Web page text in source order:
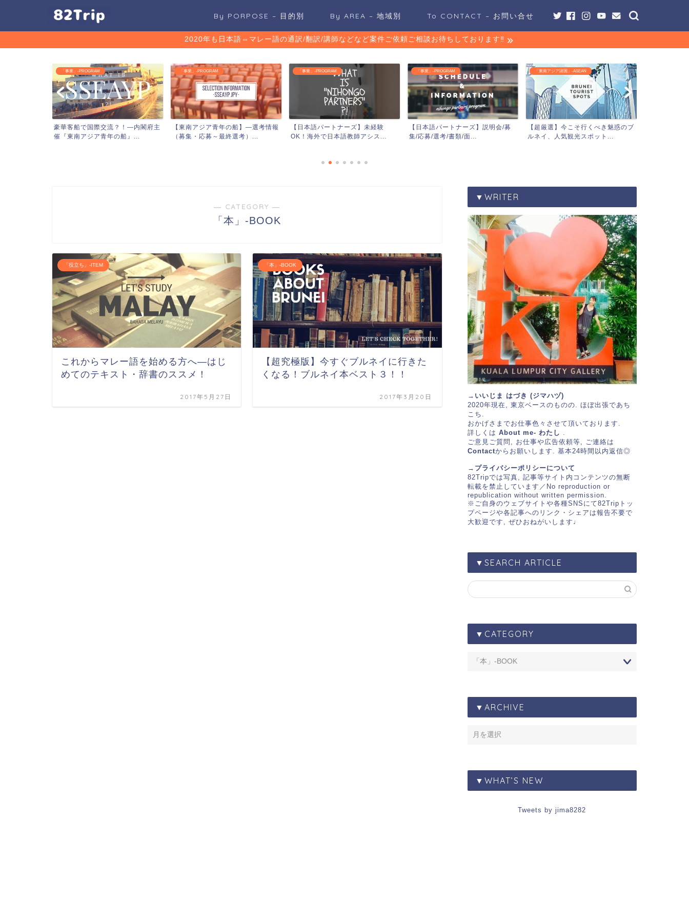
By PORPOSE – 目的別 By AREA – 地域別 To CONTACT – お問い合せ
2020年も日本語⇔マレー語の通訳/翻訳/講師などなど案件ご依頼ご相談お待ちしております‼︎
「事業」-PROGRAM
【東南アジア青年の船】―選考情報
（募集・応募～最終選考）...
「事業」-PROGRAM
【日本語パートナーズ】未経験
OK！海外で日本語教師アシス...
「事業」-PROGRAM
【日本語パートナーズ】説明会/募
集/応募/選考/書類/面...
「東南アジア諸国」-ASEAN
【超厳選】今こそ行くべき魅惑のブ
ルネイ、人気観光スポット...
「役立ち」-ITEM
これからマレー語を始める方へ―は
じめてのテキスト・辞書の...
― CATEGORY ―
「本」-BOOK
「役立ち」-ITEM
これからマレー語を始める方へ―はじ
めてのテキスト・辞書のススメ！
2017年5月27日
「本」-BOOK
【超究極版】今すぐブルネイに行きた
くなる！ブルネイ本ベスト３！！
2017年3月20日
▼WRITER
→いいじま はづき (ジマハヅ)
2020年現在, 東京ベースのものの. ほぼ出張であち
こち.
おかげさまでお仕事色々させて頂いております.
詳しくは About me- わたし
ご意見ご質問, お仕事や広告依頼等, ご連絡は
Contactからお願いします. 基本24時間以内返信◎
→プライバシーポリシーについて
82Tripでは写真, 記事等サイト内コンテンツの無断
転載を禁止しています／No reproduction or
republication without written permission.
※ご自身のウェブサイトや各種SNSにて82Tripトッ
プページや各記事へのリンク・シェアは報告不要で
大歓迎です, ぜひおねがいします♩
▼SEARCH ARTICLE
▼CATEGORY
▼ARCHIVE
▼WHAT’S NEW
Tweets by jima8282